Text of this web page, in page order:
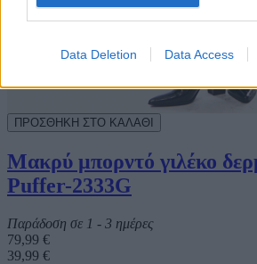
Data Deletion Data Access
Μακρύ μπορντό γιλέκο
Puffer-2333G
Παράδοση σε 1 - 3 ημέρες
79,99 €
39,99 €